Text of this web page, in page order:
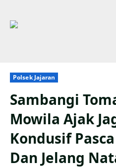
Polsek Jajaran
Sambangi
Mowila Ajak
Kondusif
Dan Jelang